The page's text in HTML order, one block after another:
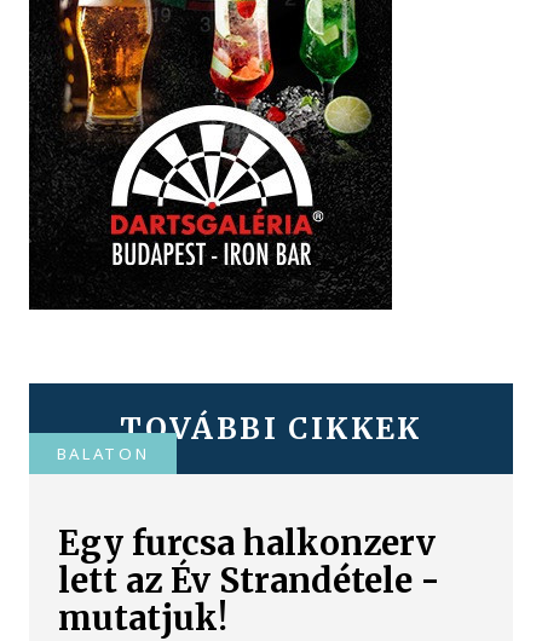
TOVÁBBI CIKKEK
BALATON
Egy furcsa halkonzerv
lett az Év Strandétele -
mutatjuk!